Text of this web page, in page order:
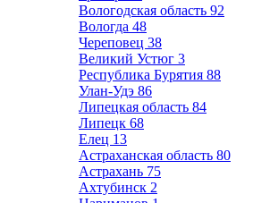
Вологодская область 92
Вологда 48
Череповец 38
Великий Устюг 3
Республика Бурятия 88
Улан-Удэ 86
Липецкая область 84
Липецк 68
Елец 13
Астраханская область 80
Астрахань 75
Ахтубинск 2